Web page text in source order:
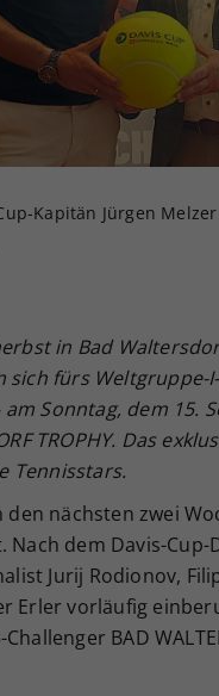
Kapitän Jürgen
in Bad
sich fürs Weltgruppe-
Sonntag, dem 15.
TROPHY. Das
Tennisstars.
nächsten zwei
dem Davis-
Jurij Rodionov,
Erler vorläufig
BAD